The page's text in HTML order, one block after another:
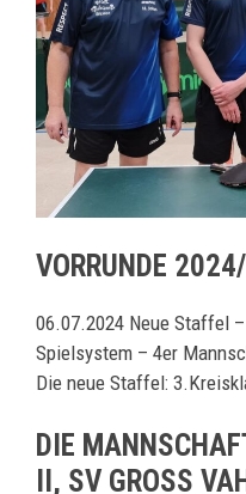
VORRUNDE
06.07.2024 Neue Staffel
Spielsystem – 4er
Die neue Staffel:
DIE
II, SV GROSS